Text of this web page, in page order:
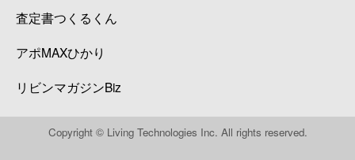
査定書つくるくん
アポMAXひかり
リビンマガジンBiz
Copyright © Living Technologies Inc. All rights reserved.